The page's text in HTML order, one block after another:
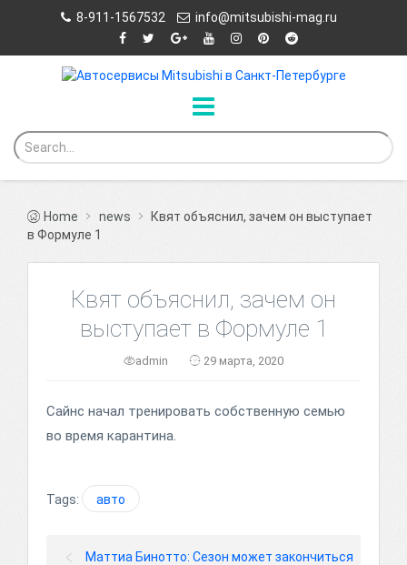
8-911-1567532 info@mitsubishi-mag.ru
Home news
Квят объяснил, зачем он выступает
в Формуле 1
Квят объяснил, зачем он
выступает в Формуле 1
admin 29 марта, 2020
Сайнс начал тренировать собственную семью
во время карантина.
Tags: авто
Маттиа Бинотто: Сезон может закончиться